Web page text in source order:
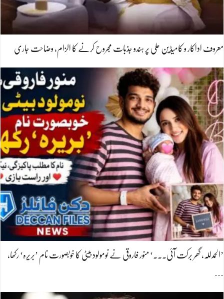
معروف اداکار و کامیڈین علی پر ہندو جذبات مجروح کرنے کا الزام، وضاحت جاری
’الحمدللہ، گھر برکت آئی۔۔۔‘ منور فاروقی نے نومولود بیٹی کا خوبصورت نام ’بریرہ‘ رکھا،